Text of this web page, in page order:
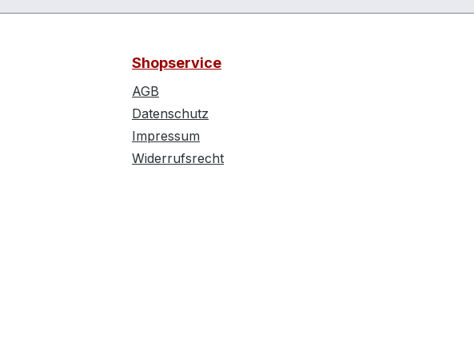
Shopservice
AGB
Datenschutz
Impressum
Widerrufsrecht